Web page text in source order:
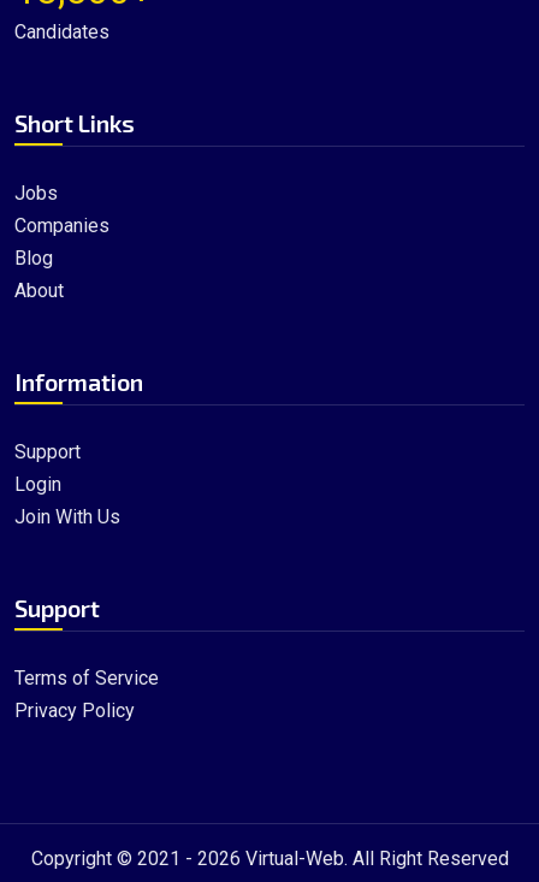
Short Links
Jobs
Companies
Blog
About
Information
Support
Login
Join With Us
Support
Terms of Service
Privacy Policy
Candidates
Copyright © 2021 - 2026 Virtual-Web. All Right Reserved